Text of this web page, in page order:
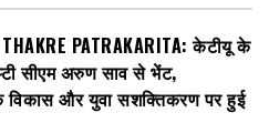
THAKRE PATRAKARITA: केटीयू के
सीएम अरुण साव से भेंट,
विकास और युवा सशक्तिकरण पर हुई